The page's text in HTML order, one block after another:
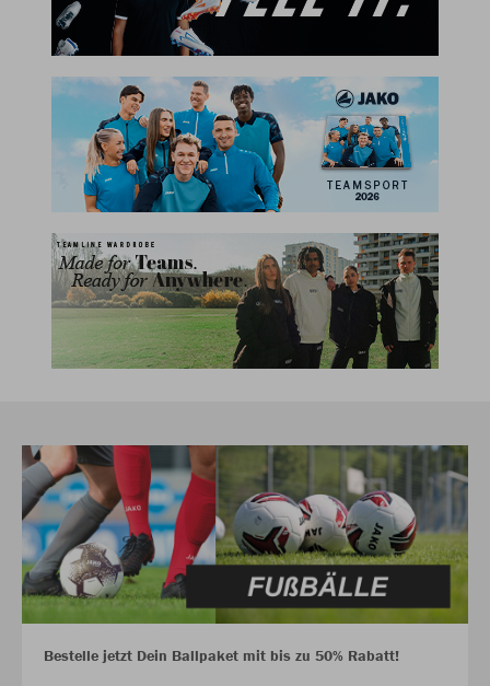
Bestelle jetzt Dein Ballpaket mit bis zu 50% Rabatt!